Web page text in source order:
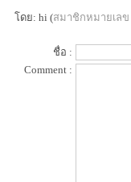
ดย: hi (สมาชิกหมายเลข
ชื่อ :
Comment :